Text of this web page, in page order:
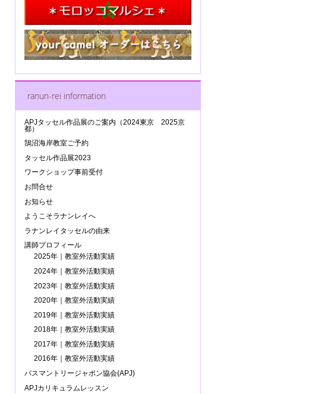
ranun-rei information
APJタッセル作品展のご案内（2024東京 2025京
都）
鵠沼海岸教室ご予約
タッセル作品展2023
ワークショップ事前受付
お問合せ
お知らせ
ようこそラナンレイへ
ラナンレイタッセルの由来
講師プロフィール
2025年｜教室外活動実績
2024年｜教室外活動実績
2023年｜教室外活動実績
2020年｜教室外活動実績
2019年｜教室外活動実績
2018年｜教室外活動実績
2017年｜教室外活動実績
2016年｜教室外活動実績
パスマントリージャポン協会(APJ)
APJカリキュラムレッスン